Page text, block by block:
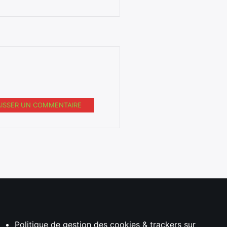
UN COMMENTAIRE
Politique de gestion des cookies & trackers sur